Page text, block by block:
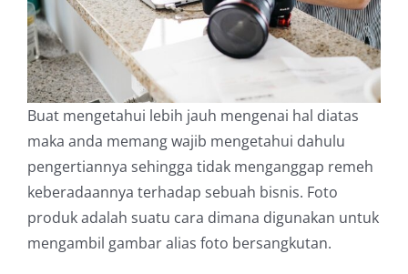
Buat mengetahui lebih jauh mengenai hal diatas
maka anda memang wajib mengetahui dahulu
pengertiannya sehingga tidak menganggap remeh
keberadaannya terhadap sebuah bisnis. Foto
produk adalah suatu cara dimana digunakan untuk
mengambil gambar alias foto bersangkutan.